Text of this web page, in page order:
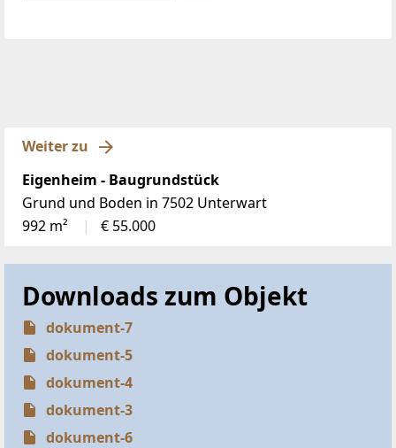
Weiter zu
Eigenheim - Baugrundstück
Grund und Boden in 7502 Unterwart
992 m²
€ 55.000
Downloads zum Objekt
dokument-7
dokument-5
dokument-4
dokument-3
dokument-6